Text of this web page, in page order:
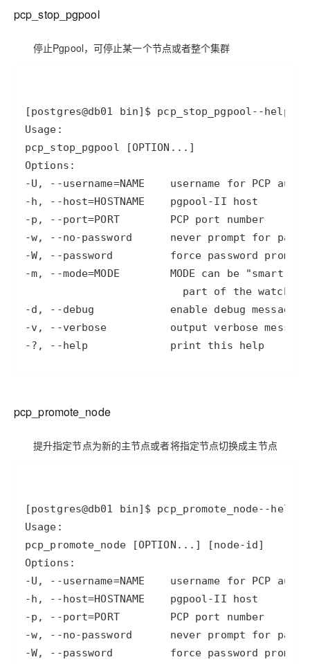
pcp_stop_pgpool
停止Pgpool，可停止某一个节点或者整个集群
[postgres@db01 bin] $ pcp_stop_pgpool--help
-U , --username=NAME    username for
-h , --host=
-p , --port=
-w, --no-password
      never prompt
for
-W, --password
-m, --mode=MODE        MODE can be "smart"
-d , --debug
-v, --verbose
-?, --help
             print this help
pcp_promote_node
提升指定节点为新的主节点或者将指定节点切换成主节点
[postgres@db01 bin] $ pcp_promote_node--help
-U , --username=NAME    username for
-h , --host=
-p , --port=
-w, --no-password
      never prompt
for
-W, --password
依托云原生高可用架构,实
在
中
增
一
个
AI
手
在企业官网、通讯软件中
刻
满
血
多种方案随心选，
步
建
站
建
用
防
护
系
通过阿